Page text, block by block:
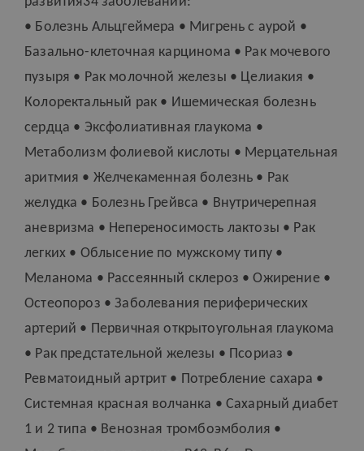
• Болезнь Альцгеймера • Мигрень с аурой •
Базально-клеточная карцинома • Рак мочевого
пузыря • Рак молочной железы • Целиакия •
Колоректальный рак • Ишемическая болезнь
сердца • Эксфолиативная глаукома •
Метаболизм фолиевой кислоты • Мерцательная
аритмия • Желчекаменная болезнь • Рак
желудка • Болезнь Грейвса • Внутричерепная
аневризма • Непереносимость лактозы • Рак
легких • Облысение по мужскому типу •
Меланома • Рассеянный склероз • Ожирение •
Остеопороз • Заболевания периферических
артерий • Первичная открытоугольная глаукома
• Рак предстательной железы • Псориаз •
Ревматоидный артрит • Потребление сахара •
Системная красная волчанка • Сахарный диабет
1 и 2 типа • Венозная тромбоэмболия •